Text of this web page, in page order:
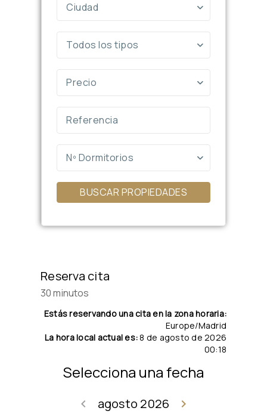
Ciudad
Todos los tipos
Precio
Nº Dormitorios
BUSCAR PROPIEDADES